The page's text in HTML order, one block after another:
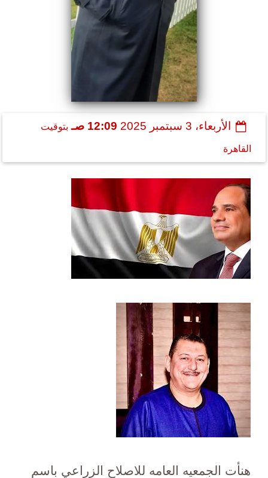
الأربعاء، 3 سبتمبر 2025 12:09 صـ بتوقيت
القاهرة
هنأت الجمعيه العامه للاصلاح الزراعي باسم